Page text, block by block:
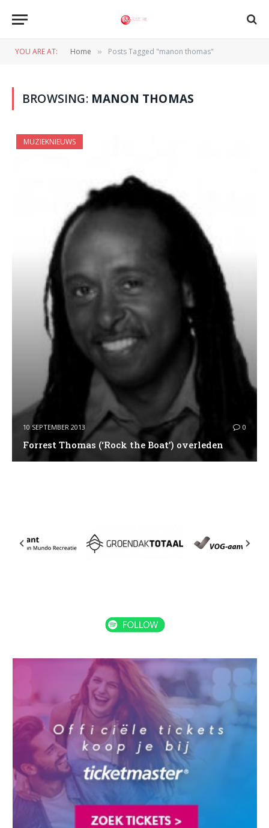
YOU ARE AT: Home » Posts Tagged "manon thomas"
BROWSING: MANON THOMAS
MUZIEKNIEUWS
10 SEPTEMBER 2013 0
Forrest Thomas (‘Rock the Boat’) overleden